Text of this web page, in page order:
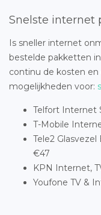
Snelste internet
Is sneller internet
bestelde pakketten
continu de kosten en
mogelijkheden voor:
Telfort Internet
T-Mobile
Tele2 Glasvezel
€47
KPN Internet,
Youfone TV &